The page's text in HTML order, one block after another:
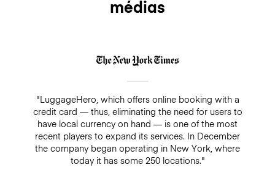
médias
"LuggageHero, which offers online booking with a
credit card — thus, eliminating the need for users to
have local currency on hand — is one of the most
recent players to expand its services. In December
the company began operating in New York, where
today it has some 250 locations."